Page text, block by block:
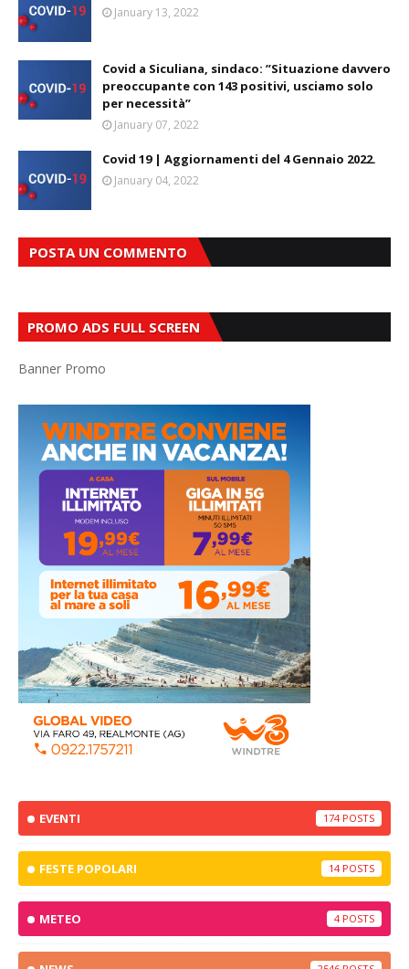
January 13, 2022
Covid a Siculiana, sindaco: ”Situazione davvero
preoccupante con 143 positivi, usciamo solo
per necessità”
January 07, 2022
Covid 19 | Aggiornamenti del 4 Gennaio 2022.
January 04, 2022
POSTA UN COMMENTO
PROMO ADS FULL SCREEN
Banner Promo
EVENTI 174
FESTE POPOLARI 14
METEO 4